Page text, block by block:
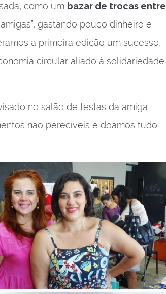
como um bazar de trocas entre
gastando pouco dinheiro e
a primeira edição um sucesso,
circular aliado à solidariedade
no salão de festas da amiga
não perecíveis e doamos tudo